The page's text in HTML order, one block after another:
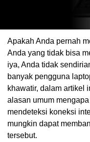
Apakah Anda pernah
Anda yang tidak bisa
iya, Anda tidak
banyak pengguna
khawatir, dalam artikel
alasan umum
mendeteksi koneksi
mungkin dapat
tersebut.